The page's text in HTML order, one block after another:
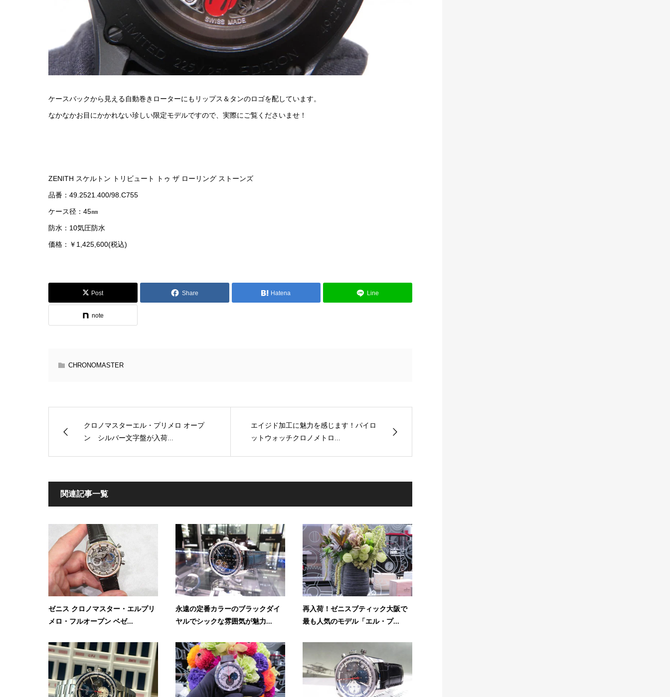
ケースバックから見える自動巻きローターにもリップス＆タンのロゴを配しています。
なかなかお目にかかれない珍しい限定モデルですので、実際にご覧くださいませ！
ZENITH スケルトン トリビュート トゥ ザ ローリング ストーンズ
品番：49.2521.400/98.C755
ケース径：45㎜
防水：10気圧防水
価格：￥1,425,600(税込)
Post Share Hatena Line
note
CHRONOMASTER
クロノマスターエル・プリメロ オープ
ン シルバー文字盤が入荷...
エイジド加工に魅力を感じます！パイロ
ットウォッチクロノメトロ...
関連記事一覧
ゼニス クロノマスター・エルプリ
メロ・フルオープン ベゼ...
永遠の定番カラーのブラックダイ
ヤルでシックな雰囲気が魅力...
再入荷！ゼニスブティック大阪で
最も人気のモデル「エル・プ...